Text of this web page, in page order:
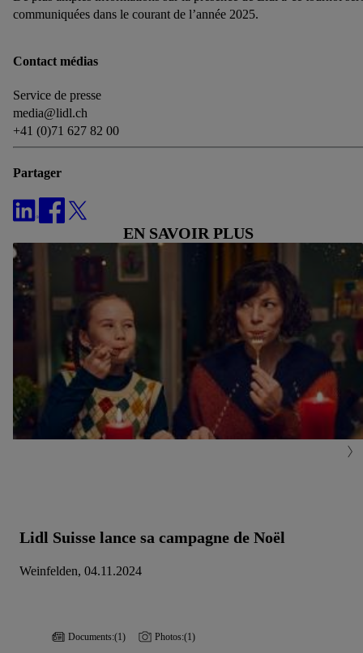
communiquées dans le courant de l’année 2025.
Contact médias
Service de presse
media@lidl.ch
+41 (0)71 627 82 00
Partager
EN SAVOIR PLUS
Lidl Suisse lance sa campagne de Noël
Weinfelden, 04.11.2024
Documents:(1) Photos:(1)
notredéclaration de confidentialité.Pour consulter les